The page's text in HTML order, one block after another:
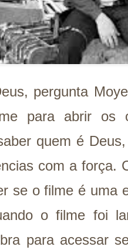
pergunta
para abrir os
quem é
com a força.
se o filme é uma
o filme foi
para acessar